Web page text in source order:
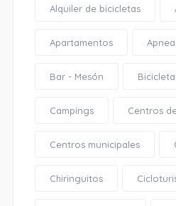
Alquiler de bicicletas
Apartamentos Apnea
Bar - Mesón
Campings Centros
Centros municipales
Chiringuitos